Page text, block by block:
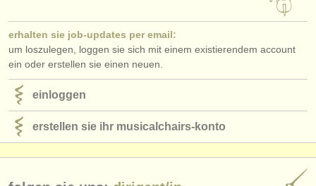
erhalten sie job-updates per email:
um loszulegen, loggen sie sich mit einem existierendem account
ein oder erstellen sie einen neuen.
einloggen
erstellen sie ihr musicalchairs-konto